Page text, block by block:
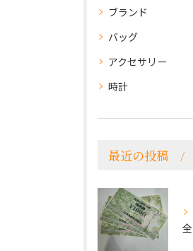
ブランド
バッグ
アクセサリー
時計
最近の投稿